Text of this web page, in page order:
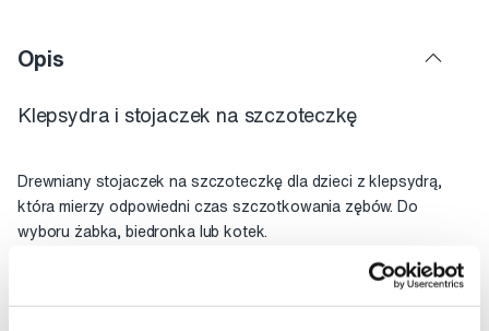
Opis
Klepsydra i stojaczek na szczoteczkę
Drewniany stojaczek na szczoteczkę dla dzieci z klepsydrą,
która mierzy odpowiedni czas szczotkowania zębów. Do
wyboru żabka, biedronka lub kotek.